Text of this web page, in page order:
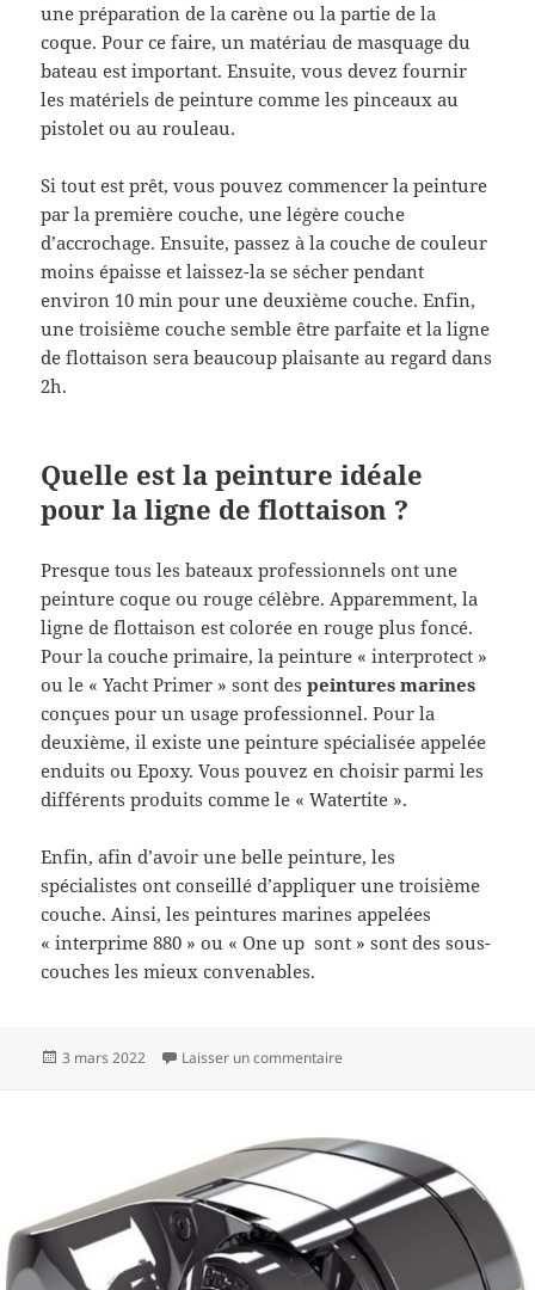
une préparation de la carène ou la partie de la
coque. Pour ce faire, un matériau de masquage du
bateau est important. Ensuite, vous devez fournir
les matériels de peinture comme les pinceaux au
pistolet ou au rouleau.
Si tout est prêt, vous pouvez commencer la peinture
par la première couche, une légère couche
d’accrochage. Ensuite, passez à la couche de couleur
moins épaisse et laissez-la se sécher pendant
environ 10 min pour une deuxième couche. Enfin,
une troisième couche semble être parfaite et la ligne
de flottaison sera beaucoup plaisante au regard dans
2h.
Quelle est la peinture idéale
pour la ligne de flottaison ?
Presque tous les bateaux professionnels ont une
peinture coque ou rouge célèbre. Apparemment, la
ligne de flottaison est colorée en rouge plus foncé.
Pour la couche primaire, la peinture « interprotect »
ou le « Yacht Primer » sont despeintures marines
conçues pour un usage professionnel. Pour la
deuxième, il existe une peinture spécialisée appelée
enduits ou Epoxy. Vous pouvez en choisir parmi les
différents produits comme le « Watertite ».
Enfin, afin d’avoir une belle peinture, les
spécialistes ont conseillé d’appliquer une troisième
couche. Ainsi, les peintures marines appelées
« interprime 880 » ou « One up sont » sont des sous-
couches les mieux convenables.
Publié
3 mars 2022 Laisser un commentaire